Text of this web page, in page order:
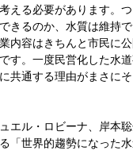
える必要があります。
きるのか、水質は維持
内容はきちんと市民に
す。一度民営化した水
共通する理由がまさに
エル・ロビーナ、岸本
「世界的趨勢になった